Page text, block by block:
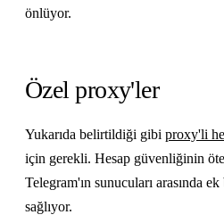
önlüyor.
Özel proxy'ler
Yukarıda belirtildiği gibi proxy'li
için gerekli. Hesap güvenliğinin
Telegram'ın sunucuları arasında
sağlıyor.